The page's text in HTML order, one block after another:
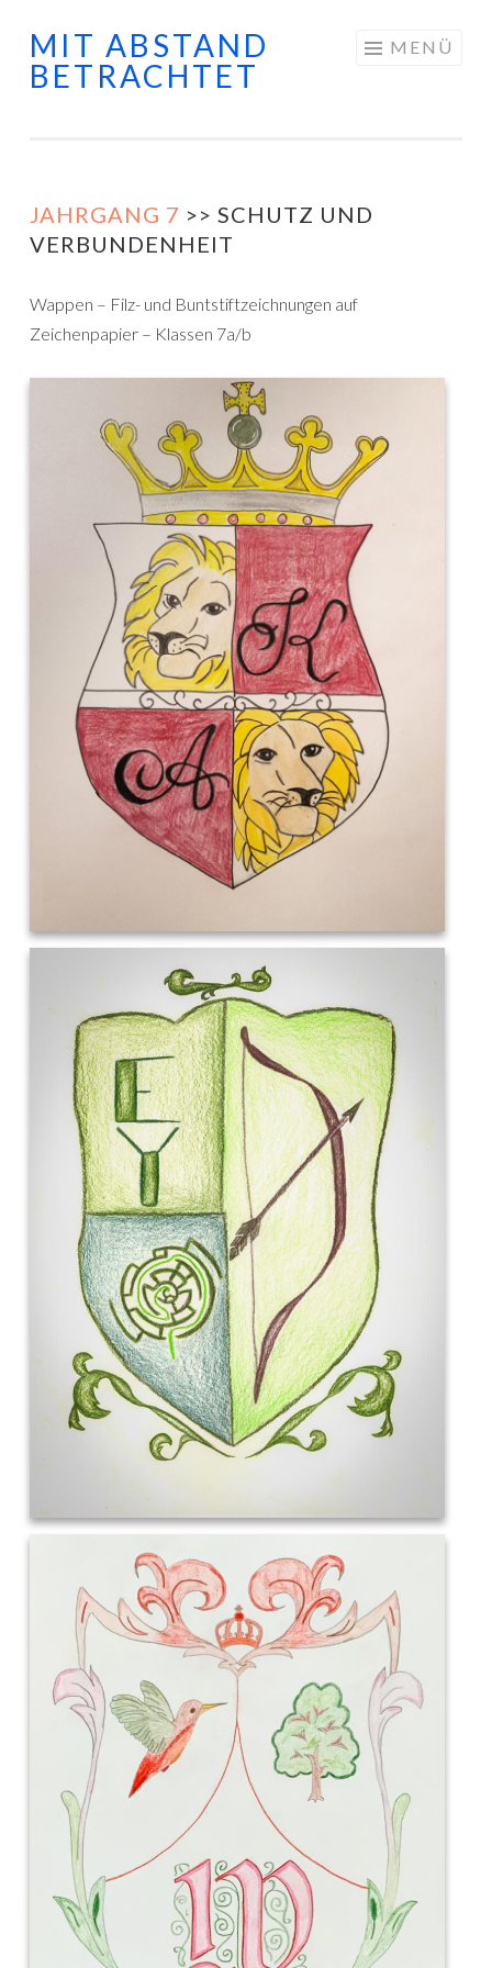
Springe zum Inhalt
MIT ABSTAND
BETRACHTET
MENÜ
JAHRGANG 7 >> SCHUTZ UND
VERBUNDENHEIT
Wappen – Filz- und Buntstiftzeichnungen auf
Zeichenpapier – Klassen 7a/b